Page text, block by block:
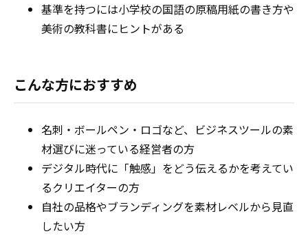
基準を持つには小学校の国語の原稿用紙の書き方や
美術の教科書にヒントがある
こんな方におすすめ
名刺・ボールペン・ロゴなど、ビジネスツールの素
材選びに迷っている経営者の方
デジタル時代に「触感」をどう伝えるかを考えてい
るクリエイターの方
自社の品格やブランディングを素材レベルから見直
したい方